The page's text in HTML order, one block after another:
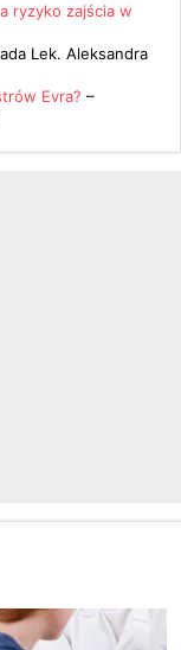
ryzyko zajścia w
Lek. Aleksandra
Evra? –